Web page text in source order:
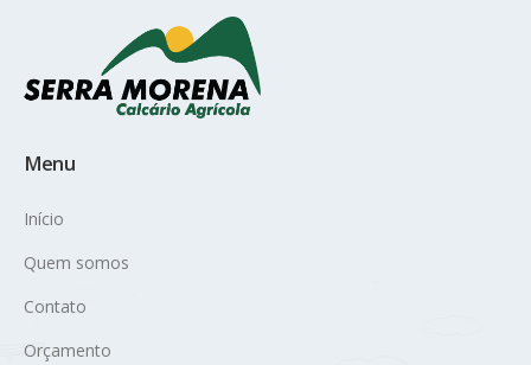
Menu
Início
Quem somos
Contato
Orçamento